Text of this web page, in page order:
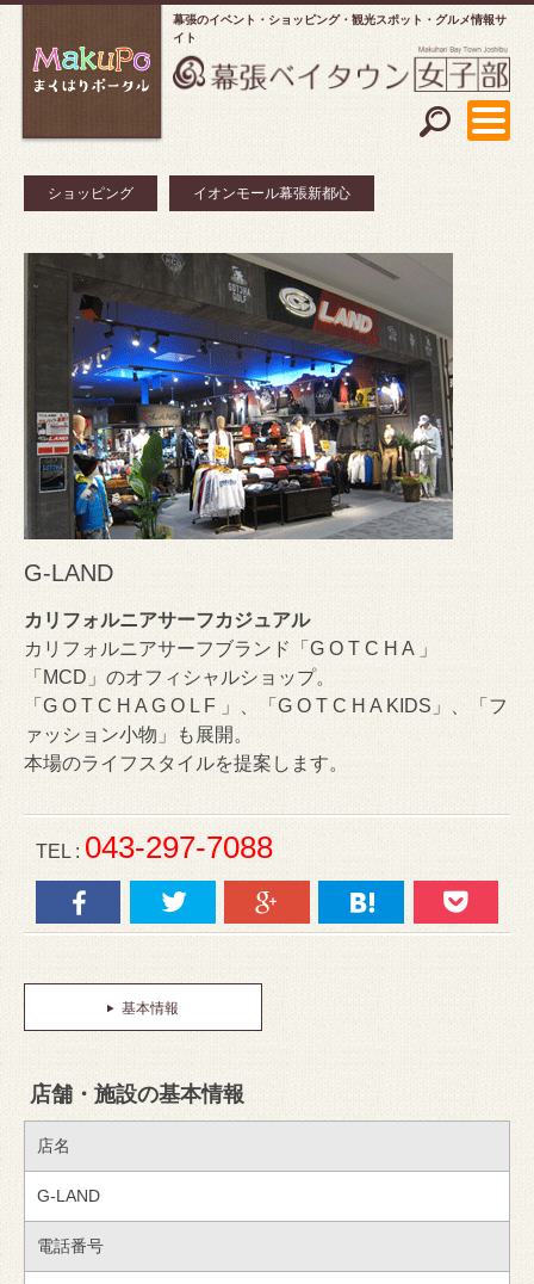
幕張のイベント・ショッピング
観光スポット・グルメ情報サ
イト
ショッピング イオンモール幕張新都心
G-LAND
カリフォルニアサーフカジュアル
カリフォルニアサーフブランド「G O T C H A 」
「MCD」のオフィシャルショップ。
「G O T C H A G O L F 」、「G O T C H A KIDS」、「フ
ァッション小物」も展開。
本場のライフスタイルを提案します。
TEL : 043-297-7088
基本情報
店舗・施設の基本情報
店名
G-LAND
電話番号